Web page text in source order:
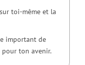
toi-même et la
important de
pour ton avenir.